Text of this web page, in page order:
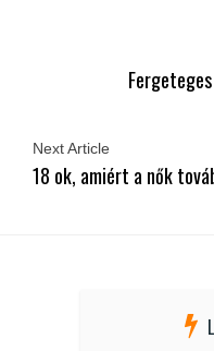
Next Article
18 ok, amiért a nők